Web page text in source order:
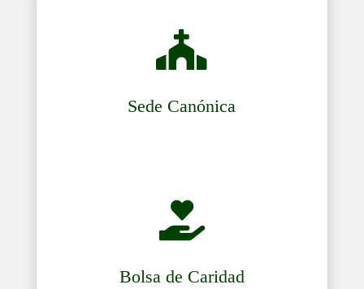

Sede Canónica

Bolsa de Caridad